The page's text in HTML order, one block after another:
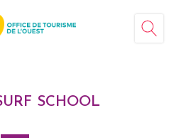
SCHOOL